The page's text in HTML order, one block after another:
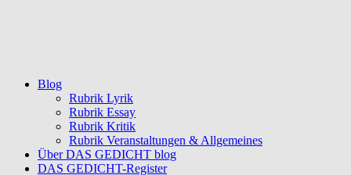
Blog
Rubrik Lyrik
Rubrik Essay
Rubrik Kritik
Rubrik Veranstaltungen & Allgemeines
Über DAS GEDICHT blog
DAS GEDICHT-Register